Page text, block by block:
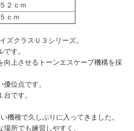
２ｃｍ
ｃｍ
ズクラスＵ３シリーズ。
す。
向上させるトーンエスケープ機構を採
位点です。
です。
機種で久しぶりに入ってきました。
所でも練習しやすく、